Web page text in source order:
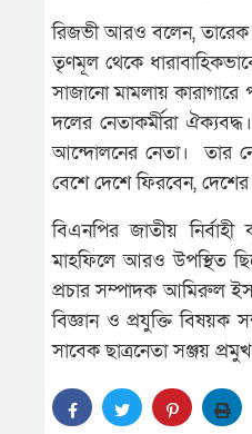
রিজভী আরও বলেন, তারেক
তৃণমূল থেকে
সাজানো মামলায় কারাগারে
দলের নেতাকর্মীরা
আন্দোলনের নেতা। তার
বেশে দেশে ফিরবেন,
বিএনপির জাতীয়
মাহফিলে আরও উপস্থিত
প্রচার সম্পাদক আমিরুল
বিজ্ঞান ও প্রযুক্তি
সাবেক ছাত্রনেতা সঞ্জয়